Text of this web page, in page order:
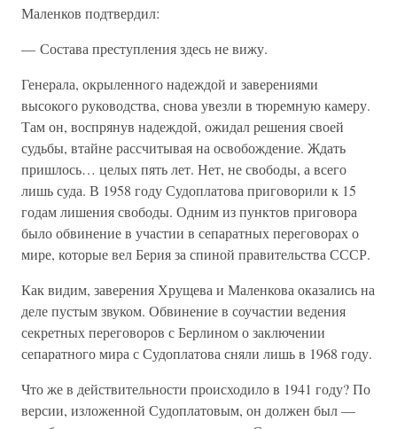
Маленков подтвердил:
— Состава преступления здесь не вижу.
Генерала, окрыленного надеждой и заверениями
высокого руководства, снова увезли в тюремную камеру.
Там он, воспрянув надеждой, ожидал решения своей
судьбы, втайне рассчитывая на освобождение. Ждать
пришлось… целых пять лет. Нет, не свободы, а всего
лишь суда. В 1958 году Судоплатова приговорили к 15
годам лишения свободы. Одним из пунктов приговора
было обвинение в участии в сепаратных переговорах о
мире, которые вел Берия за спиной правительства СССР.
Как видим, заверения Хрущева и Маленкова оказались на
деле пустым звуком. Обвинение в соучастии ведения
секретных переговоров с Берлином о заключении
сепаратного мира с Судоплатова сняли лишь в 1968 году.
Что же в действительности происходило в 1941 году? По
версии, изложенной Судоплатовым, он должен был —